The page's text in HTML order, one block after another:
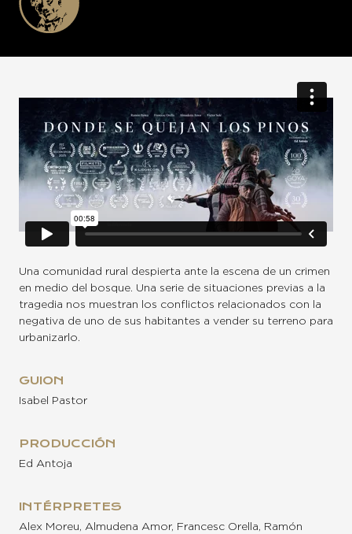
Una comunidad rural despierta ante la escena de un crimen
en medio del bosque. Una serie de situaciones previas a la
tragedia nos muestran los conflictos relacionados con la
negativa de uno de sus habitantes a vender su terreno para
urbanizarlo.
GUION
Isabel Pastor
PRODUCCIÓN
Ed Antoja
INTÉRPRETES
Alex Moreu, Almudena Amor, Francesc Orella, Ramón